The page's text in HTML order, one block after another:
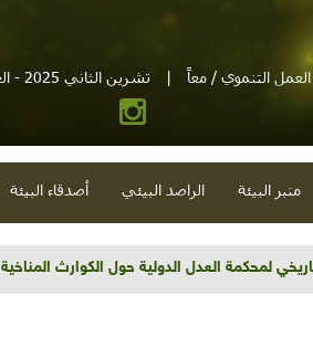
التنموي / معاً | تشرين الثاني 2025 - العدد 180 (2025-11-01)
منبر البيئة الراصد البيئي أصدقاء البيئة
لمحكمة العدل الدولية حول الكوارث المناخية